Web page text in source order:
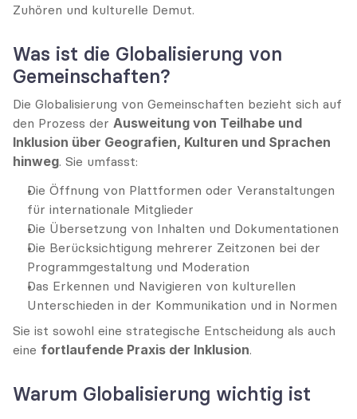
Zuhören und kulturelle Demut.
Was ist die Globalisierung von
Gemeinschaften?
Die Globalisierung von Gemeinschaften bezieht sich auf
den Prozess der Ausweitung von Teilhabe und
Inklusion über Geografien, Kulturen und Sprachen
hinweg. Sie umfasst:
Die Öffnung von Plattformen oder Veranstaltungen
für internationale Mitglieder
Die Übersetzung von Inhalten und Dokumentationen
Die Berücksichtigung mehrerer Zeitzonen bei der
Programmgestaltung und Moderation
Das Erkennen und Navigieren von kulturellen
Unterschieden in der Kommunikation und in Normen
Sie ist sowohl eine strategische Entscheidung als auch
eine fortlaufende Praxis der Inklusion.
Warum Globalisierung wichtig ist